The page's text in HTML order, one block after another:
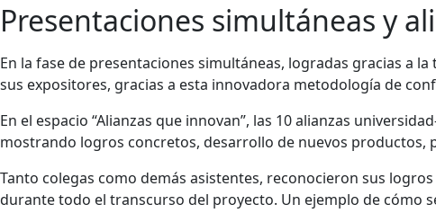
Presentaciones simultáneas y
En la fase de presentaciones simultáneas, logradas gracias a
sus expositores, gracias a esta innovadora metodología de
En el espacio “Alianzas que innovan”, las 10 alianzas
mostrando logros concretos, desarrollo de nuevos productos,
Tanto colegas como demás asistentes, reconocieron sus
durante todo el transcurso del proyecto. Un ejemplo de cómo